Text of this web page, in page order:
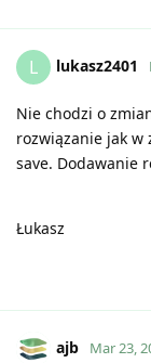
L lukasz2401
Nie chodzi o
rozwiązanie jak w
save. Dodawanie
Łukasz
ajb Mar 23,